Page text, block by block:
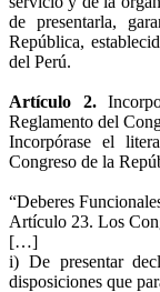
de presentarla,
República,
del Perú.
Artículo 2.
Reglamento del
Incorpórase el
Congreso de la
“Deberes
Artículo 23. Los
[…]
i) De presentar
disposiciones que